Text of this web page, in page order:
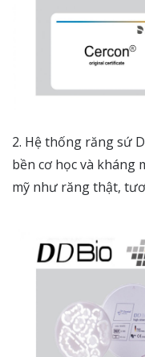
2. Hệ thống răng sứ
bền cơ học và kháng
mỹ như răng thật,